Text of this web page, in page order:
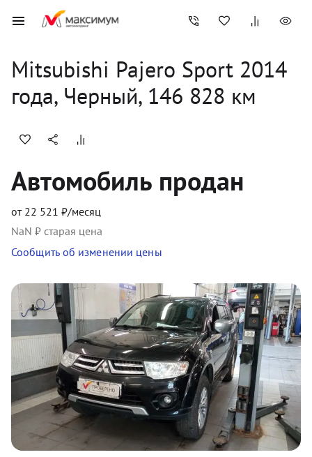
Mitsubishi Pajero Sport 2014
года, Черный, 146 828 км
Автомобиль продан
от 22 521 ₽/месяц
NaN ₽ старая цена
Сообщить об изменении цены